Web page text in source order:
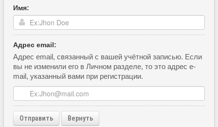
Имя:
Адрес email:
Адрес email, связанный с вашей учётной записью. Если
вы не изменили его в Личном разделе, то это адрес e-
mail, указанный вами при регистрации.